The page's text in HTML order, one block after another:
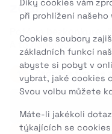
zdarma
A to napořád.
Začněte tím, že
Díky cookies vám
při prohlížení našeho
Cookies soubory
základních funkcí
abyste si pobyt v
vybrat, jaké cookies
Svou volbu můžete
Máte-li jakékoli
týkajících se cookies